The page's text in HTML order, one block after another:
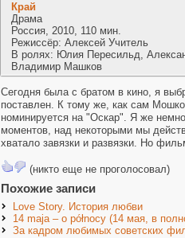
Край
Драма
Россия, 2010, 110 мин.
Режиссёр: Алексей Учитель
В ролях: Юлия Пересильд,
Владимир Машков
Сегодня была с братом в кино, я
поставлен. К тому же, как сам
номинируется на "Оскар". Я же
моментов, над некоторыми мы
хватало завязки и развязки. Но
(никто еще не проголосовал)
Похожие записи
Love Story. История любви
14 maja – o północy (14 мая, в
За кадром любимых советских